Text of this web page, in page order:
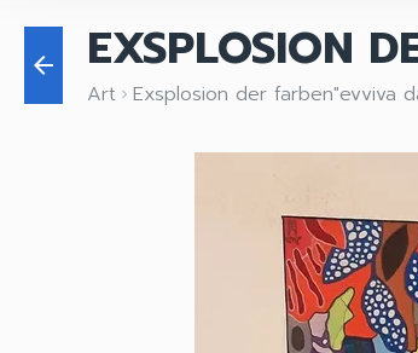
arrow_back EXSPLOSION
Art keyboard_arrow_right Exsplosion der farben"evviva